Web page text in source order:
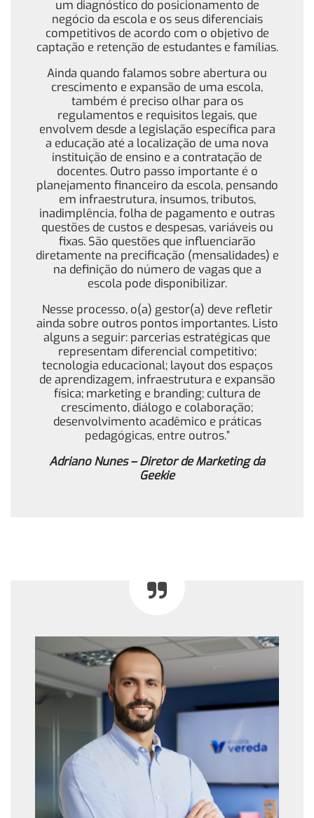
um diagnóstico do posicionamento de
negócio da escola e os seus diferenciais
competitivos de acordo com o objetivo de
captação e retenção de estudantes e famílias.
Ainda quando falamos sobre abertura ou
crescimento e expansão de uma escola,
também é preciso olhar para os
regulamentos e requisitos legais, que
envolvem desde a legislação específica para
a educação até a localização de uma nova
instituição de ensino e a contratação de
docentes. Outro passo importante é o
planejamento financeiro da escola, pensando
em infraestrutura, insumos, tributos,
inadimplência, folha de pagamento e outras
questões de custos e despesas, variáveis ou
fixas. São questões que influenciarão
diretamente na precificação (mensalidades) e
na definição do número de vagas que a
escola pode disponibilizar.
Nesse processo, o(a) gestor(a) deve refletir
ainda sobre outros pontos importantes. Listo
alguns a seguir: parcerias estratégicas que
representam diferencial competitivo;
tecnologia educacional; layout dos espaços
de aprendizagem, infraestrutura e expansão
física; marketing e branding; cultura de
crescimento, diálogo e colaboração;
desenvolvimento acadêmico e práticas
pedagógicas, entre outros.”
Adriano Nunes – Diretor de Marketing da
Geekie